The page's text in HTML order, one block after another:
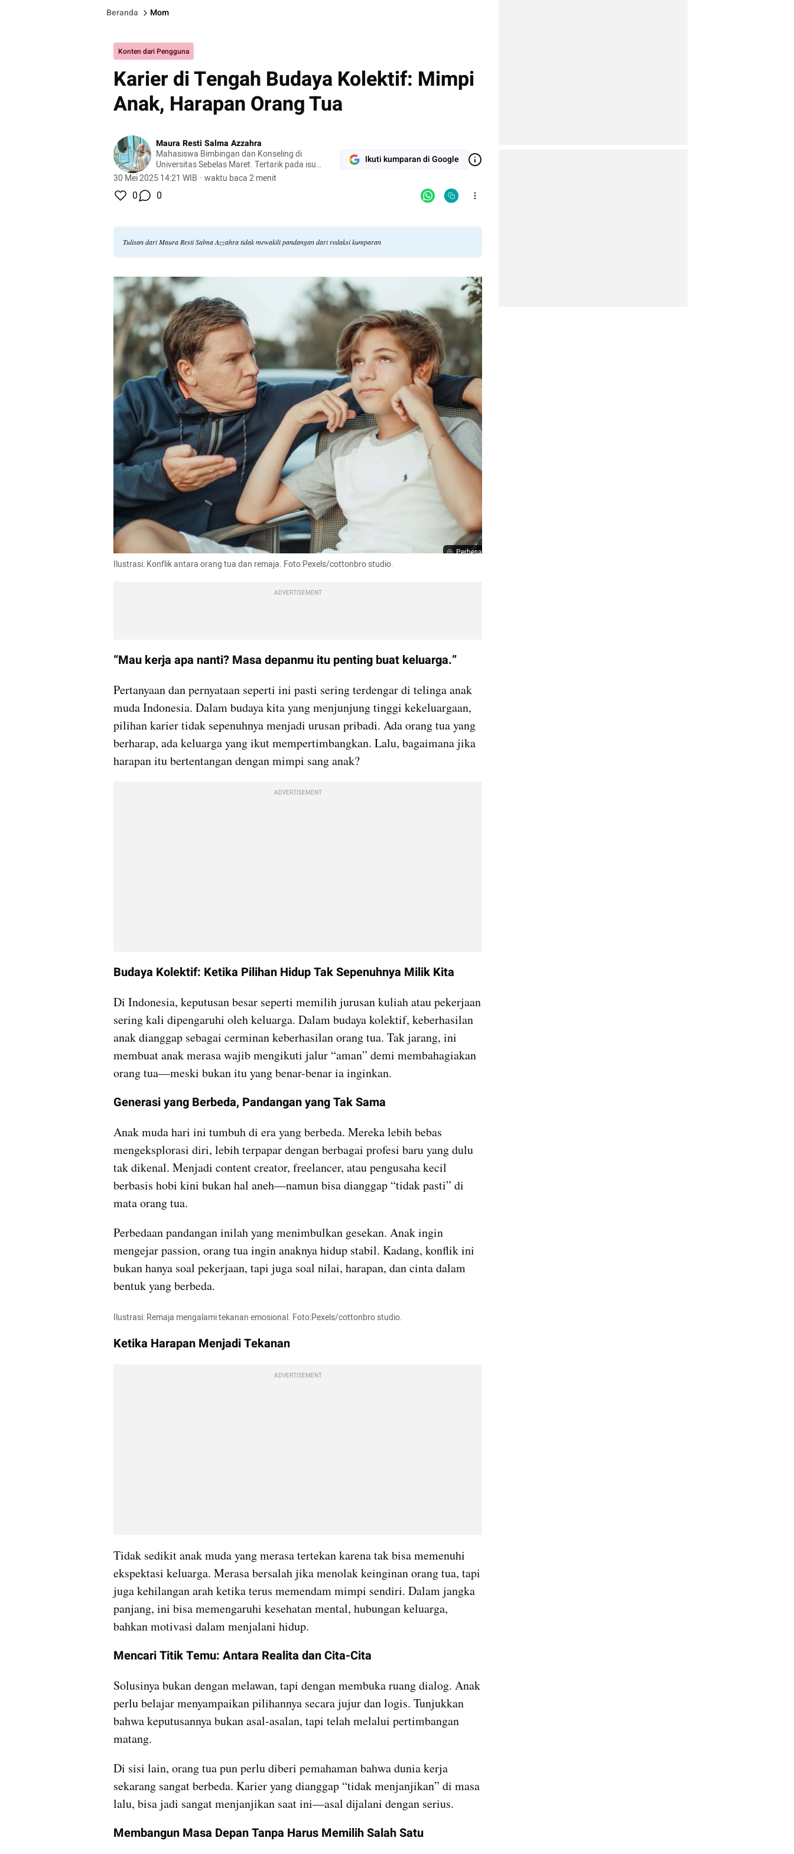
Beranda Mom
Konten dari Pengguna
Karier di Tengah Budaya Kolektif: Mimpi
Anak, Harapan Orang Tua
Maura Resti Salma Azzahra
Mahasiswa Bimbingan dan Konseling di
Universitas Sebelas Maret. Tertarik pada isu
psikologi budaya, pendidikan, dan dinamika
30 Mei 2025 14:21 WIB · waktu baca 2 menit
Ikuti kumparan di Google
0 0
Tulisan dari Maura Resti Salma Azzahra tidak mewakili pandangan dari redaksi kumparan
Perbesar
Ilustrasi: Konflik antara orang tua dan remaja. Foto:Pexels/cottonbro studio.
ADVERTISEMENT
“Mau kerja apa nanti? Masa depanmu itu penting buat keluarga.”
Pertanyaan dan pernyataan seperti ini pasti sering terdengar di telinga anak
muda Indonesia. Dalam budaya kita yang menjunjung tinggi kekeluargaan,
pilihan karier tidak sepenuhnya menjadi urusan pribadi. Ada orang tua yang
berharap, ada keluarga yang ikut mempertimbangkan. Lalu, bagaimana jika
harapan itu bertentangan dengan mimpi sang anak?
ADVERTISEMENT
Budaya Kolektif: Ketika Pilihan Hidup Tak Sepenuhnya Milik Kita
Di Indonesia, keputusan besar seperti memilih jurusan kuliah atau pekerjaan
sering kali dipengaruhi oleh keluarga. Dalam budaya kolektif, keberhasilan
anak dianggap sebagai cerminan keberhasilan orang tua. Tak jarang, ini
membuat anak merasa wajib mengikuti jalur “aman” demi membahagiakan
orang tua—meski bukan itu yang benar-benar ia inginkan.
Generasi yang Berbeda, Pandangan yang Tak Sama
Anak muda hari ini tumbuh di era yang berbeda. Mereka lebih bebas
mengeksplorasi diri, lebih terpapar dengan berbagai profesi baru yang dulu
tak dikenal. Menjadi content creator, freelancer, atau pengusaha kecil
berbasis hobi kini bukan hal aneh—namun bisa dianggap “tidak pasti” di
mata orang tua.
Perbedaan pandangan inilah yang menimbulkan gesekan. Anak ingin
mengejar passion, orang tua ingin anaknya hidup stabil. Kadang, konflik ini
bukan hanya soal pekerjaan, tapi juga soal nilai, harapan, dan cinta dalam
bentuk yang berbeda.
Ilustrasi: Remaja mengalami tekanan emosional. Foto:Pexels/cottonbro studio.
Ketika Harapan Menjadi Tekanan
ADVERTISEMENT
Tidak sedikit anak muda yang merasa tertekan karena tak bisa memenuhi
ekspektasi keluarga. Merasa bersalah jika menolak keinginan orang tua, tapi
juga kehilangan arah ketika terus memendam mimpi sendiri. Dalam jangka
panjang, ini bisa memengaruhi kesehatan mental, hubungan keluarga,
bahkan motivasi dalam menjalani hidup.
Mencari Titik Temu: Antara Realita dan Cita-Cita
Solusinya bukan dengan melawan, tapi dengan membuka ruang dialog. Anak
perlu belajar menyampaikan pilihannya secara jujur dan logis. Tunjukkan
bahwa keputusannya bukan asal-asalan, tapi telah melalui pertimbangan
matang.
Di sisi lain, orang tua pun perlu diberi pemahaman bahwa dunia kerja
sekarang sangat berbeda. Karier yang dianggap “tidak menjanjikan” di masa
lalu, bisa jadi sangat menjanjikan saat ini—asal dijalani dengan serius.
Membangun Masa Depan Tanpa Harus Memilih Salah Satu